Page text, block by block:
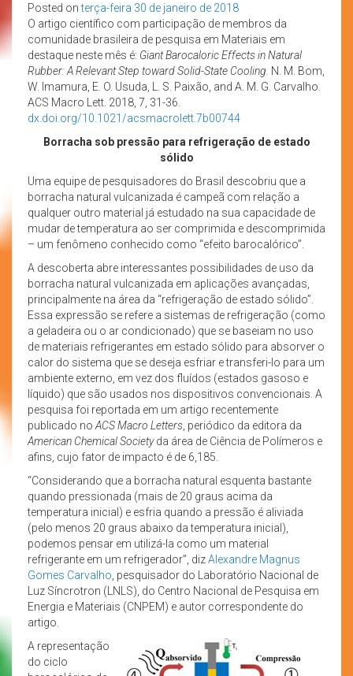
Posted onterça-feira 30 de janeiro de 2018
O artigo científico com participação de membros da
comunidade brasileira de pesquisa em Materiais em
destaque neste mês é: Giant Barocaloric Effects in Natural
Rubber: A Relevant Step toward Solid-State Cooling. N. M. Bom,
W. Imamura, E. O. Usuda, L. S. Paixão, and A. M. G. Carvalho.
ACS Macro Lett. 2018, 7, 31-36.
dx.doi.org/10.1021/acsmacrolett.7b00744
Borracha sob pressão para refrigeração de estado
sólido
Uma equipe de pesquisadores do Brasil descobriu que a
borracha natural vulcanizada é campeã com relação a
qualquer outro material já estudado na sua capacidade de
mudar de temperatura ao ser comprimida e descomprimida
– um fenômeno conhecido como “efeito barocalórico”.
A descoberta abre interessantes possibilidades de uso da
borracha natural vulcanizada em aplicações avançadas,
principalmente na área da “refrigeração de estado sólido”.
Essa expressão se refere a sistemas de refrigeração (como
a geladeira ou o ar condicionado) que se baseiam no uso
de materiais refrigerantes em estado sólido para absorver o
calor do sistema que se deseja esfriar e transferi-lo para um
ambiente externo, em vez dos fluídos (estados gasoso e
líquido) que são usados nos dispositivos convencionais. A
pesquisa foi reportada em um artigo recentemente
publicado no ACS Macro Letters , periódico da editora da
American Chemical Societyda área de Ciência de Polímeros e
afins, cujo fator de impacto é de 6,185.
“Considerando que a borracha natural esquenta bastante
quando pressionada (mais de 20 graus acima da
temperatura inicial) e esfria quando a pressão é aliviada
(pelo menos 20 graus abaixo da temperatura inicial),
podemos pensar em utilizá-la como um material
refrigerante em um refrigerador”, dizAlexandre Magnus
Gomes Carvalho , pesquisador do Laboratório Nacional de
Luz Síncrotron (LNLS), do Centro Nacional de Pesquisa em
Energia e Materiais (CNPEM) e autor correspondente do
artigo.
A representação
do ciclo